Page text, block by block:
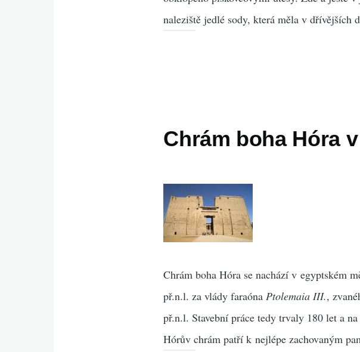
naleziště jedlé sody, která měla v dřívějších
Chrám boha Hóra
Chrám boha Hóra se nachází v egyptském
př.n.l. za vlády faraóna Ptolemaia III.,
př.n.l. Stavební práce tedy trvaly 180 let a
Hórův chrám patří k nejlépe zachovaným